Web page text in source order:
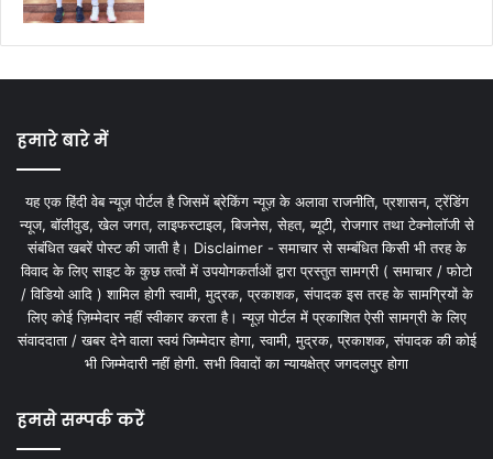
हमारे बारे में
यह एक हिंदी वेब न्यूज़ पोर्टल है जिसमें ब्रेकिंग न्यूज़ के अलावा राजनीति, प्रशासन, ट्रेंडिंग
न्यूज, बॉलीवुड, खेल जगत, लाइफस्टाइल, बिजनेस, सेहत, ब्यूटी, रोजगार तथा टेक्नोलॉजी से
संबंधित खबरें पोस्ट की जाती है। Disclaimer - समाचार से सम्बंधित किसी भी तरह के
विवाद के लिए साइट के कुछ तत्वों में उपयोगकर्ताओं द्वारा प्रस्तुत सामग्री ( समाचार / फोटो
/ विडियो आदि ) शामिल होगी स्वामी, मुद्रक, प्रकाशक, संपादक इस तरह के सामग्रियों के
लिए कोई ज़िम्मेदार नहीं स्वीकार करता है। न्यूज़ पोर्टल में प्रकाशित ऐसी सामग्री के लिए
संवाददाता / खबर देने वाला स्वयं जिम्मेदार होगा, स्वामी, मुद्रक, प्रकाशक, संपादक की कोई
भी जिम्मेदारी नहीं होगी. सभी विवादों का न्यायक्षेत्र जगदलपुर होगा
हमसे सम्पर्क करें